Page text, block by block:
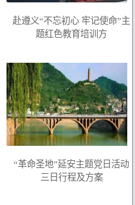
赴遵义“不忘初心 牢记使命”主
题红色教育培训方
“革命圣地”延安主题党日活动
三日行程及方案